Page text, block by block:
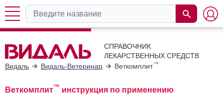
СПРАВОЧНИК
ЛЕКАРСТВЕННЫХ СРЕДСТВ
Видаль
Видаль-Ветеринар Веткомплит™
Веткомплит™ инструкция по применению